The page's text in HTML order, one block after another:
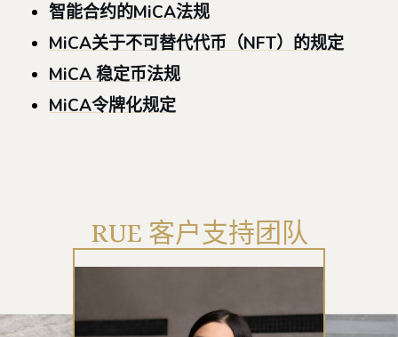
智能合约的MiCA法规
MiCA关于不可替代代币（NFT）的规定
MiCA 稳定币法规
MiCA令牌化规定
RUE 客户支持团队